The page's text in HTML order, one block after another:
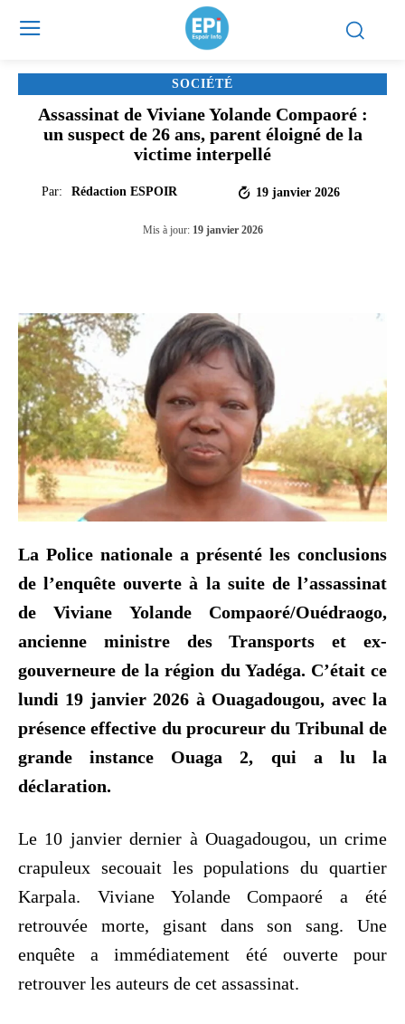
SOCIÉTÉ
Assassinat de Viviane Yolande Compaoré :
un suspect de 26 ans, parent éloigné de la
victime interpellé
Par: Rédaction ESPOIR 19 janvier 2026
Mis à jour: 19 janvier 2026
La Police nationale a présenté les conclusions
de l’enquête ouverte à la suite de l’assassinat
de Viviane Yolande Compaoré/Ouédraogo,
ancienne ministre des Transports et ex-
gouverneure de la région du Yadéga. C’était ce
lundi 19 janvier 2026 à Ouagadougou, avec la
présence effective du procureur du Tribunal de
grande instance Ouaga 2, qui a lu la
déclaration.
Le 10 janvier dernier à Ouagadougou, un crime
crapuleux secouait les populations du quartier
Karpala. Viviane Yolande Compaoré a été
retrouvée morte, gisant dans son sang. Une
enquête a immédiatement été ouverte pour
retrouver les auteurs de cet assassinat.